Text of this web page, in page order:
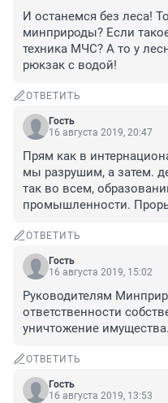
И останемся без леса!
минприроды? Если
техника МЧС? А то у
рюкзак с водой!
ОТВЕТИТЬ
Гость
16 августа 2019, 20:47
Прям как в
мы разрушим, а затем.
так во всем,
промышленности.
ОТВЕТИТЬ
Гость
16 августа 2019, 15:02
Руководителям
ответственности
уничтожение
ОТВЕТИТЬ
Гость
16 августа 2019, 13:53